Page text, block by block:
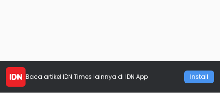
Baca artikel IDN Times lainnya di IDN App Install